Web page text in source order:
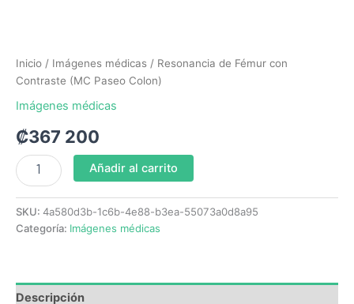
Inicio / Imágenes médicas / Resonancia de Fémur con
Contraste (MC Paseo Colon)
Imágenes médicas
₡367 200
Añadir al carrito
SKU: 4a580d3b-1c6b-4e88-b3ea-55073a0d8a95
Categoría: Imágenes médicas
Descripción